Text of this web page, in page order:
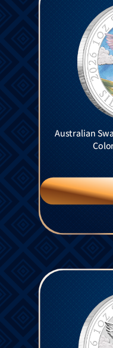
Australian